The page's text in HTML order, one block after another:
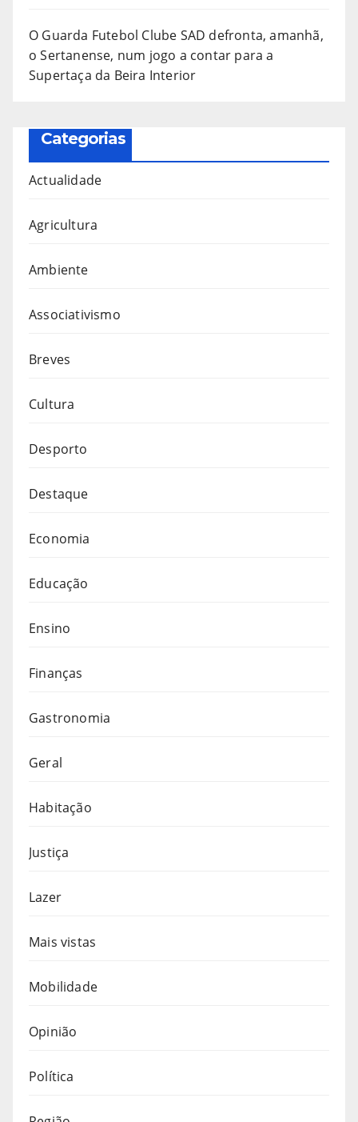
O Guarda Futebol Clube SAD defronta, amanhã,
o Sertanense, num jogo a contar para a
Supertaça da Beira Interior
Categorias
Actualidade
Agricultura
Ambiente
Associativismo
Breves
Cultura
Desporto
Destaque
Economia
Educação
Ensino
Finanças
Gastronomia
Geral
Habitação
Justiça
Lazer
Mais vistas
Mobilidade
Opinião
Política